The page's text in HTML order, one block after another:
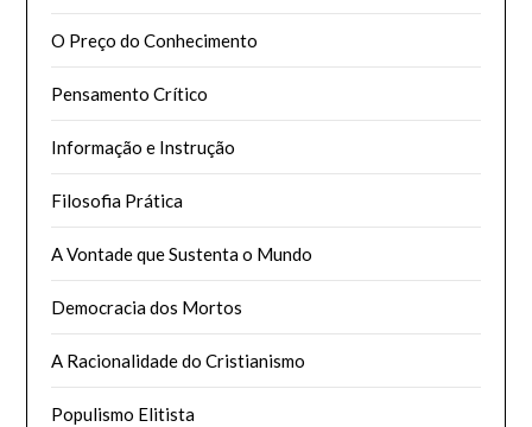
O Preço do Conhecimento
Pensamento Crítico
Informação e Instrução
Filosofia Prática
A Vontade que Sustenta o Mundo
Democracia dos Mortos
A Racionalidade do Cristianismo
Populismo Elitista